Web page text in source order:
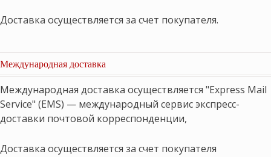
Доставка осуществляется за счет покупателя.
Международная доставка
Международная доставка осуществляется "Express Mail
Service" (EMS) — международный сервис экспресс-
доставки почтовой корреспонденции,
Доставка осуществляется за счет покупателя